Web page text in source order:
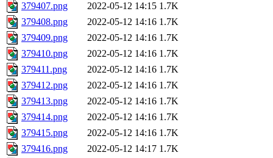
379407.png
2022-05-12 14:15 1.7K
379408.png
2022-05-12 14:16 1.7K
379409.png
2022-05-12 14:16 1.7K
379410.png
2022-05-12 14:16 1.7K
379411.png
2022-05-12 14:16 1.7K
379412.png
2022-05-12 14:16 1.7K
379413.png
2022-05-12 14:16 1.7K
379414.png
2022-05-12 14:16 1.7K
379415.png
2022-05-12 14:16 1.7K
379416.png
2022-05-12 14:17 1.7K